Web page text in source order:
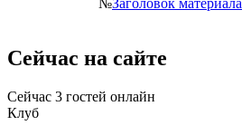
№Заголовок материала
Сейчас на сайте
Сейчас 3 гостей онлайн
Клуб